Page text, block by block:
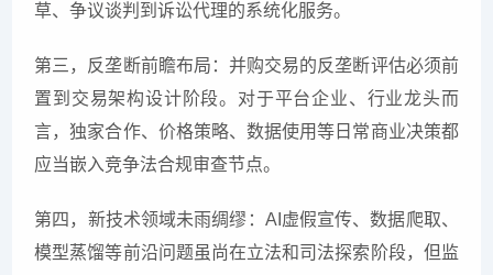
草、争议谈判到诉讼代理的系统化服务。
第三，反垄断前瞻布局：并购交易的反垄断评估必须前
置到交易架构设计阶段。对于平台企业、行业龙头而
言，独家合作、价格策略、数据使用等日常商业决策都
应当嵌入竞争法合规审查节点。
第四，新技术领域未雨绸缪：AI虚假宣传、数据爬取、
模型蒸馏等前沿问题虽尚在立法和司法探索阶段，但监